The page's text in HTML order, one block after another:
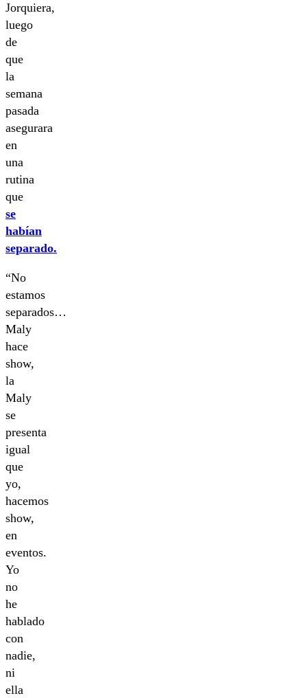
Jorquiera,
luego
de
que
la
semana
pasada
asegurara
en
una
rutina
que
se
habían
separado.
“No
estamos
separados…
Maly
hace
show,
la
Maly
se
presenta
igual
que
yo,
hacemos
show,
en
eventos.
Yo
no
he
hablado
con
nadie,
ni
ella